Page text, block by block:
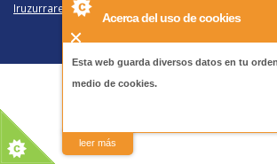
Acerca del uso de cookies
Esta web guarda diversos datos en tu
medio de cookies.
leer más
Iruzurraren Aurkako Politika